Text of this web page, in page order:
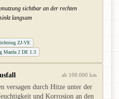
sichtbar an der rechten
langsam
ZJ-VE
Mazda 2 DE 1.3
ab 100.000 km
versagen durch Hitze unter der
und Korrosion an den